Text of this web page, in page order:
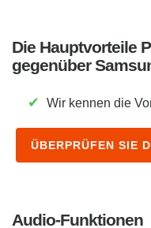
Die Hauptvorteile
gegenüber
✔ Wir kennen die
ÜBERPRÜFEN SIE
Audio-Funktionen